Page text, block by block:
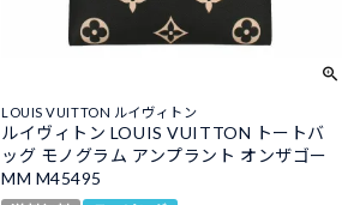
LOUIS VUITTON ルイヴィトン
ルイヴィトン LOUIS VUITTON トートバ
ッグ モノグラム アンプラント オンザゴー
MM M45495